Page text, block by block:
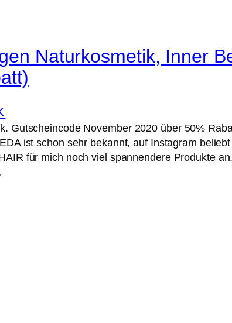
Naturkosmetik, Inner
Gutscheincode November 2020 über 50%
ist schon sehr bekannt, auf Instagram
für mich noch viel spannendere Produkte